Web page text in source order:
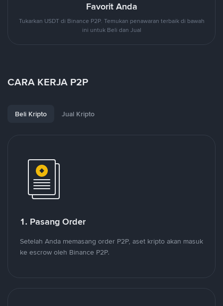
Favorit Anda
Tukarkan USDT di Binance P2P. Temukan penawaran terbaik di bawah
ini untuk Beli dan Jual
CARA KERJA P2P
Beli Kripto Jual Kripto
1. Pasang Order
Setelah Anda memasang order P2P, aset kripto akan masuk
ke escrow oleh Binance P2P.